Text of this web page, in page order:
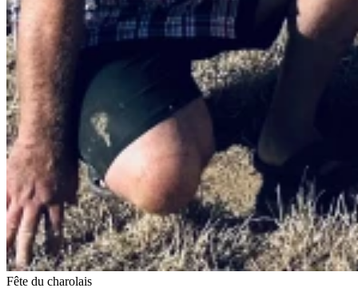
Fête du charolais